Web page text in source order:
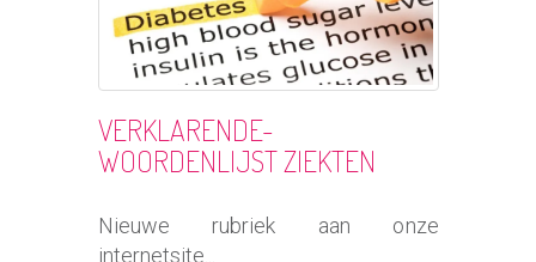
VERKLARENDE-
WOORDENLIJST ZIEKTEN
Nieuwe rubriek aan onze
internetsite...